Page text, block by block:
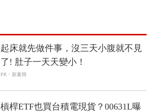
起床就先做件事，沒三天小腹就不見
了! 肚子一天天變小！
PR・新素簡
槓桿ETF也買台積電現貨？00631L曝